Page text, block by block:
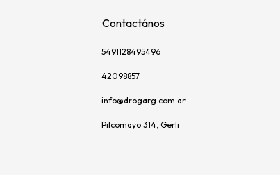
Contactános
5491128495496
42098857
info@drogarg.com.ar
Pilcomayo 314, Gerli